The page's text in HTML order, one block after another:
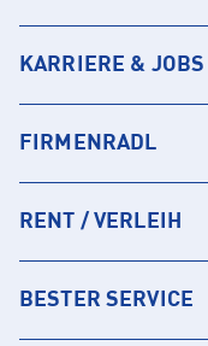
KARRIERE & JOBS
FIRMENRADL
RENT / VERLEIH
BESTER SERVICE